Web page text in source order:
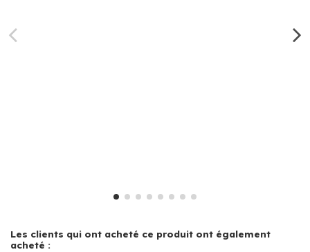
Les clients qui ont acheté ce produit ont également
acheté :